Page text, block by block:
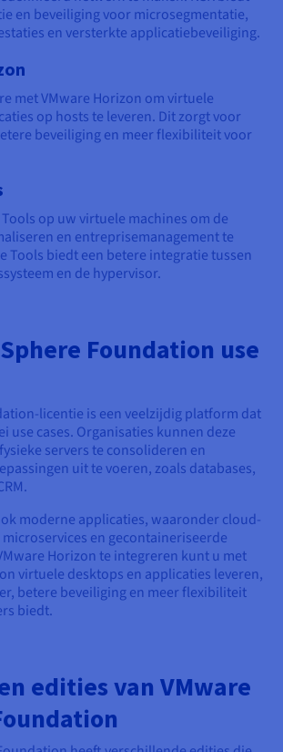
en beveiliging voor microsegmentatie,
en versterkte applicatiebeveiliging.
met VMware Horizon om virtuele
op hosts te leveren. Dit zorgt voor
beveiliging en meer flexibiliteit voor
op uw virtuele machines om de
en entreprisemanagement te
Tools biedt een betere integratie tussen
en de hypervisor.
Foundation use
licentie is een veelzijdig platform dat
use cases. Organisaties kunnen deze
servers te consolideren en
uit te voeren, zoals databases,
moderne applicaties, waaronder cloud-
en gecontaineriseerde
Horizon te integreren kunt u met
virtuele desktops en applicaties leveren,
betere beveiliging en meer flexibiliteit
biedt.
edities van VMware